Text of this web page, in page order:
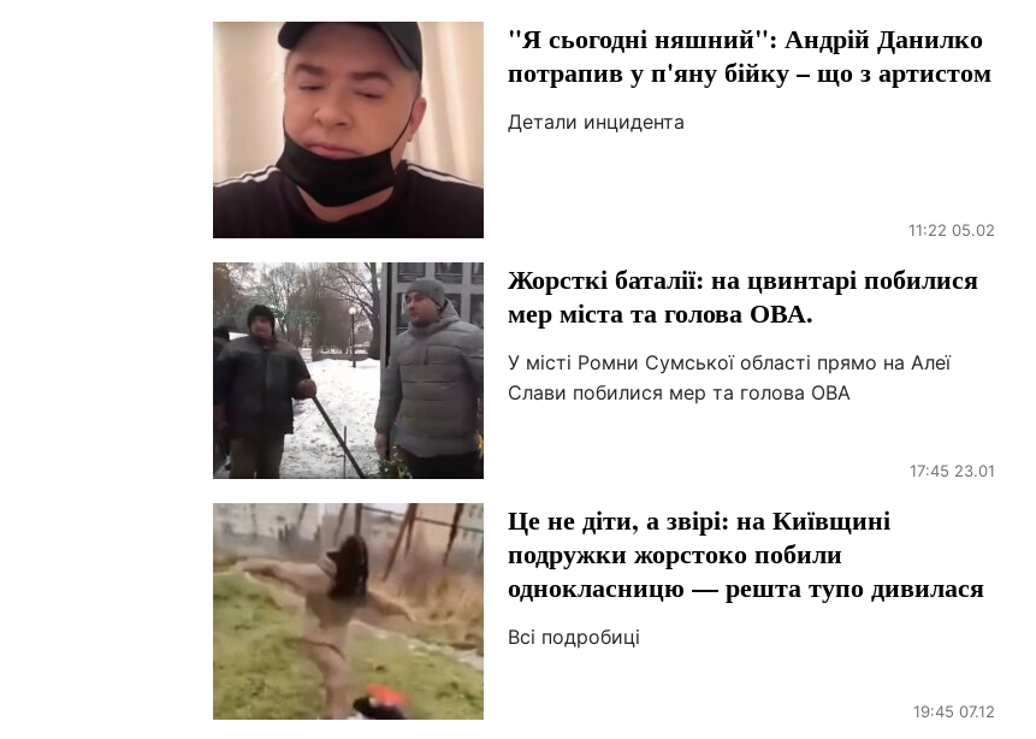
"Я сьогодні няшний": Андрій Данилко
потрапив у п'яну бійку – що з артистом
Детали инцидента
11:22 05.02
Жорсткі баталії: на цвинтарі побилися
мер міста та голова ОВА.
У місті Ромни Сумської області прямо на Алеї
Слави побилися мер та голова ОВА
17:45 23.01
Це не діти, а звірі: на Київщині
подружки жорстоко побили
однокласницю — решта тупо дивилася
Всі подробиці
19:45 07.12